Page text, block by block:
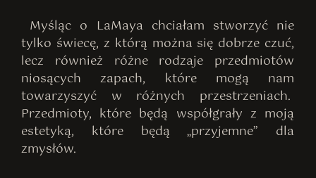
Myśląc o LaMaya chciałam stworzyć nie
tylko świecę, z którą można się dobrze czuć,
lecz również różne rodzaje przedmiotów
niosących zapach, które mogą nam
towarzyszyć w różnych przestrzeniach.
Przedmioty, które będą współgrały z moją
estetyką, które będą „przyjemne” dla
zmysłów.